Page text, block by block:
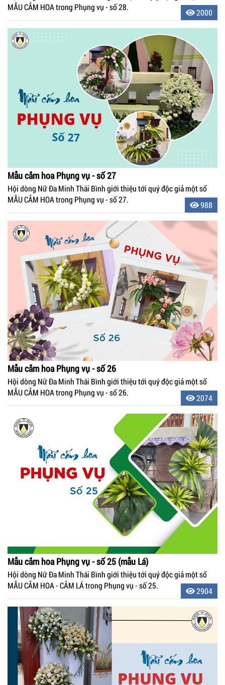
MẪU CẮM HOA trong Phụng vụ - số 28.
2000
Mẫu cắm hoa Phụng vụ - số 27
Hội dòng Nữ Đa Minh Thái Bình giới thiệu tới quý độc giả một số
MẪU CẮM HOA trong Phụng vụ - số 27.
988
Mẫu cắm hoa Phụng vụ - số 26
Hội dòng Nữ Đa Minh Thái Bình giới thiệu tới quý độc giả một số
MẪU CẮM HOA trong Phụng vụ - số 26.
2074
Mẫu cắm hoa Phụng vụ - số 25 (mẫu Lá)
Hội dòng Nữ Đa Minh Thái Bình giới thiệu tới quý độc giả một số
MẪU CẮM HOA - CẮM LÁ trong Phụng vụ - số 25.
2904